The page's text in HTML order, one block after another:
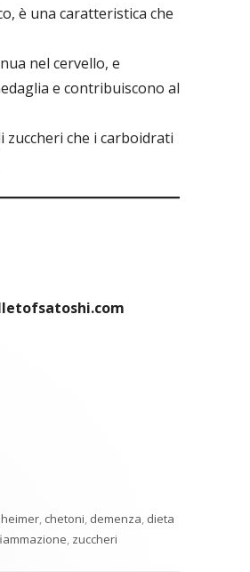
è una caratteristica che
nel cervello, e
e contribuiscono al
che i carboidrati
, chetoni, demenza, dieta
, zuccheri